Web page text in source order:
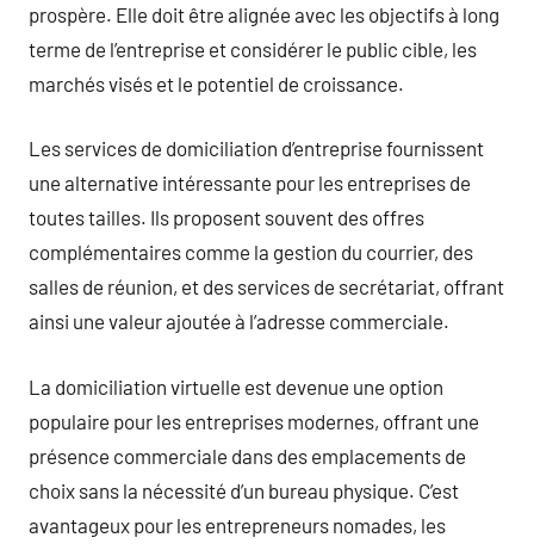
prospère. Elle doit être alignée avec les objectifs à long
terme de l’entreprise et considérer le public cible, les
marchés visés et le potentiel de croissance.
Les services de domiciliation d’entreprise fournissent
une alternative intéressante pour les entreprises de
toutes tailles. Ils proposent souvent des offres
complémentaires comme la gestion du courrier, des
salles de réunion, et des services de secrétariat, offrant
ainsi une valeur ajoutée à l’adresse commerciale.
La domiciliation virtuelle est devenue une option
populaire pour les entreprises modernes, offrant une
présence commerciale dans des emplacements de
choix sans la nécessité d’un bureau physique. C’est
avantageux pour les entrepreneurs nomades, les